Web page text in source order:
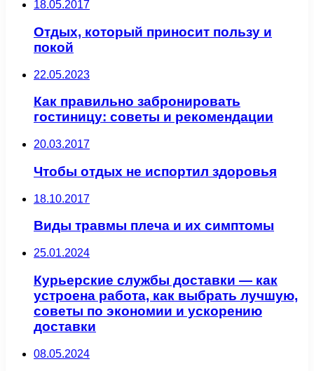
18.05.2017
Отдых, который приносит пользу и
покой
22.05.2023
Как правильно забронировать
гостиницу: советы и рекомендации
20.03.2017
Чтобы отдых не испортил здоровья
18.10.2017
Виды травмы плеча и их симптомы
25.01.2024
Курьерские службы доставки — как
устроена работа, как выбрать лучшую,
советы по экономии и ускорению
доставки
08.05.2024